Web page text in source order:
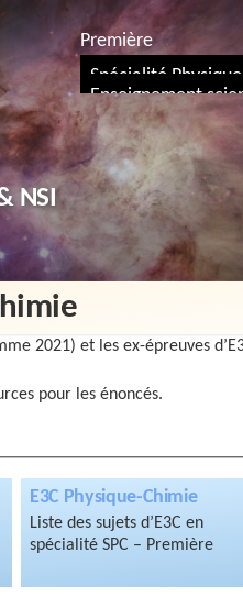
Première
Spécialité
Enseignement
NSI
2021) et les ex-épreuves
pour les énoncés.
E3C Physique-Chimie
Liste des sujets d’E3C en
spécialité SPC – Première